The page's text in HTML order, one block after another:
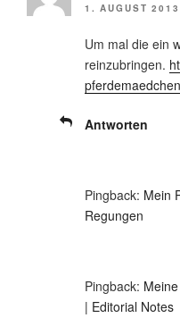
1. AUGUST
Um mal die ein
reinzubringen.
Antworten
Pingback: Mein
Regungen
Pingback:
| Editorial Notes